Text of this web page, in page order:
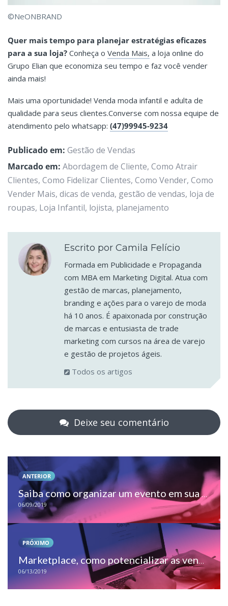
©NeONBRAND
Quer mais tempo para planejar estratégias eficazes
para a sua loja? Conheça o Venda Mais, a loja online do
Grupo Elian que economiza seu tempo e faz você vender
ainda mais!
Mais uma oportunidade! Venda moda infantil e adulta de
qualidade para seus clientes.Converse com nossa equipe de
atendimento pelo whatsapp: (47)99945-9234
Publicado em: Gestão de Vendas
Marcado em: Abordagem de Cliente, Como Atrair
Clientes, Como Fidelizar Clientes, Como Vender, Como
Vender Mais, dicas de venda, gestão de vendas, loja de
roupas, Loja Infantil, lojista, planejamento
Escrito por Camila Felício
Formada em Publicidade e Propaganda
com MBA em Marketing Digital. Atua com
gestão de marcas, planejamento,
branding e ações para o varejo de moda
há 10 anos. É apaixonada por construção
de marcas e entusiasta de trade
marketing com cursos na área de varejo
e gestão de projetos ágeis.
Todos os artigos
Deixe seu comentário
ANTERIOR
Saiba como organizar um evento em sua loja
06/09/2019
PRÓXIMO
Marketplace, como potencializar as vendas do seu e-commerce
06/13/2019